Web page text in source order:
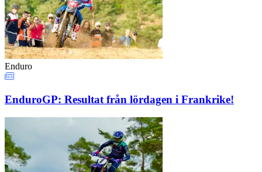
Enduro
EnduroGP: Resultat från lördagen i Frankrike!